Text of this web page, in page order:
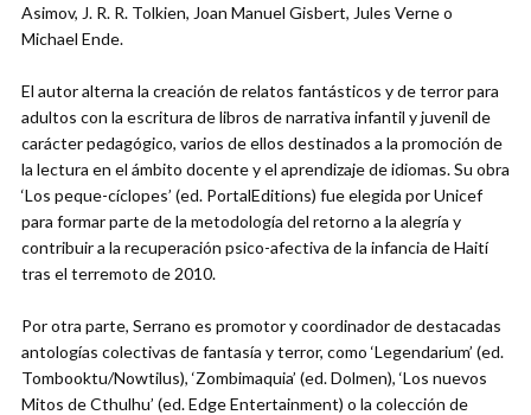
Asimov, J. R. R. Tolkien, Joan Manuel Gisbert, Jules Verne o
Michael Ende.
El autor alterna la creación de relatos fantásticos y de terror para
adultos con la escritura de libros de narrativa infantil y juvenil de
carácter pedagógico, varios de ellos destinados a la promoción de
la lectura en el ámbito docente y el aprendizaje de idiomas. Su obra
‘Los peque-cíclopes’ (ed. PortalEditions) fue elegida por Unicef
para formar parte de la metodología del retorno a la alegría y
contribuir a la recuperación psico-afectiva de la infancia de Haití
tras el terremoto de 2010.
Por otra parte, Serrano es promotor y coordinador de destacadas
antologías colectivas de fantasía y terror, como ‘Legendarium’ (ed.
Tombooktu/Nowtilus), ‘Zombimaquia’ (ed. Dolmen), ‘Los nuevos
Mitos de Cthulhu’ (ed. Edge Entertainment) o la colección de